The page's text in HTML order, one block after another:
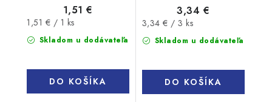
Skladom u dodávateľa
1,51 €
Jednotková
cena:
1,51 € / 1 ks
DO KOŠÍKA
Skladom u dodávateľa
3,34 €
Jednotková
cena:
3,34 € / 3 ks
DO KOŠÍKA